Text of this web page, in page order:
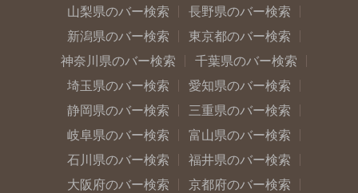
山梨県のバー検索
長野県のバー検索
新潟県のバー検索
東京都のバー検索
神奈川県のバー検索
千葉県のバー検索
埼玉県のバー検索
愛知県のバー検索
静岡県のバー検索
三重県のバー検索
岐阜県のバー検索
富山県のバー検索
石川県のバー検索
福井県のバー検索
大阪府のバー検索
京都府のバー検索